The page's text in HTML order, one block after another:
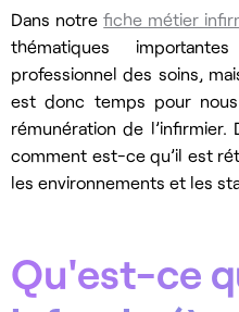
Dans notrefiche métier
thématiques
professionnel des soins,
est donc temps pour
rémunération de
comment est-ce qu’il est
les environnements et les
Qu'est-ce